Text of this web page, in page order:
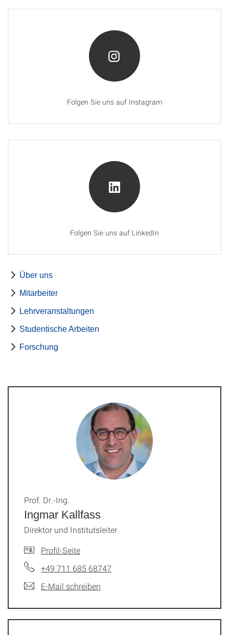
Folgen Sie uns auf Instagram
Folgen Sie uns auf LinkedIn
Über uns
Mitarbeiter
Lehrveranstaltungen
Studentische Arbeiten
Forschung
Ingmar Kallfass
Prof. Dr.-Ing.
Direktor und Institutsleiter
Profil-Seite
+49 711 685 68747
E-Mail schreiben